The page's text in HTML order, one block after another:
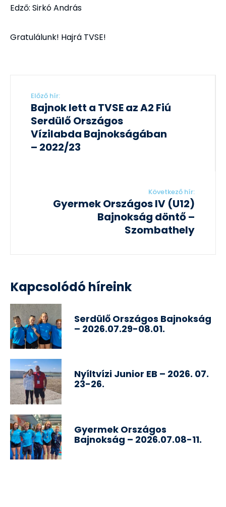
Edző: Sirkó András
Gratulálunk! Hajrá TVSE!
Előző hír:
Bajnok lett a TVSE az A2 Fiú
Serdülő Országos
Vízilabda Bajnokságában
– 2022/23
Következő hír:
Gyermek Országos IV (U12)
Bajnokság döntő –
Szombathely
Kapcsolódó híreink
Serdülő Országos Bajnokság
– 2026.07.29-08.01.
Nyíltvízi Junior EB – 2026. 07.
23-26.
Gyermek Országos
Bajnokság – 2026.07.08-11.